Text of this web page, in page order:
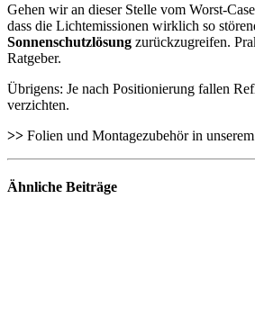
Gehen wir an dieser Stelle vom Worst-
dass die Lichtemissionen wirklich so
Sonnenschutzlösung zurückzugreifen.
Ratgeber.
Übrigens: Je nach Positionierung fallen
verzichten.
>> Folien und Montagezubehör in unserem
Ähnliche Beiträge